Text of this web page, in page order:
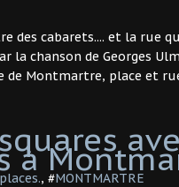
des cabarets.... et la rue
la chanson de Georges
de Montmartre, place et
à, #MONTMARTRE